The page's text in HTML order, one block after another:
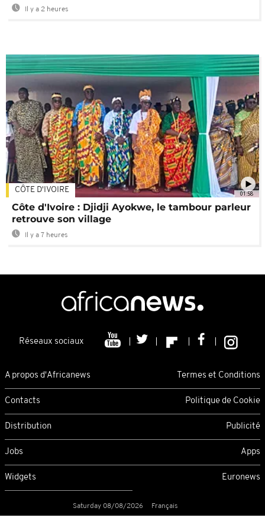
Il y a 2 heures
01:58
CÔTE D'IVOIRE
Côte d'Ivoire : Djidji Ayokwe, le tambour parleur
retrouve son village
Il y a 7 heures
Réseaux sociaux
A propos d'Africanews Termes et Conditions
Contacts Politique de Cookie
Distribution Publicité
Jobs Apps
Widgets Euronews
Saturday 08/08/2026